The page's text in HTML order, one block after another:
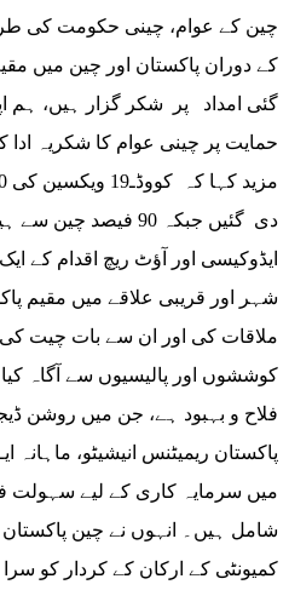
کے دوران پاکستان اور چین میں
گئی امداد پر شکر گزار ہیں، ہم
حمایت پر چینی عوام کا شکریہ ادا
دی گئیں جبکہ 90
ایڈوکیسی اور آؤٹ ریچ اقدام کے
شہر اور قریبی علاقے میں مقیم
ملاقات کی اور ان سے بات چیت
کوششوں اور پالیسیوں سے آگاہ
فلاح و بہبود ہے، جن میں روشن
پاکستان ریمیٹنس انیشیٹو، ماہانہ
میں سرمایہ کاری کے لیے سہولت
شامل ہیں۔ انہوں نے چین
کمیونٹی کے ارکان کے کردار کو